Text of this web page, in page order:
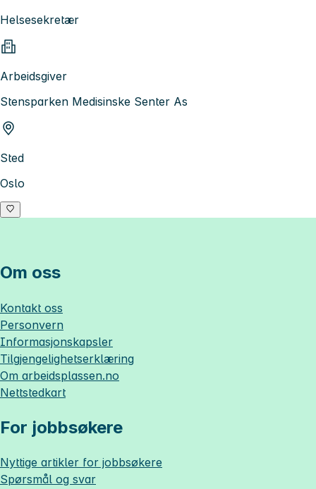
Helsesekretær
Arbeidsgiver
Stensparken Medisinske Senter As
Sted
Oslo
Om oss
Kontakt oss
Personvern
Informasjonskapsler
Tilgjengelighetserklæring
Om arbeidsplassen.no
Nettstedkart
For jobbsøkere
Nyttige artikler for jobbsøkere
Spørsmål og svar